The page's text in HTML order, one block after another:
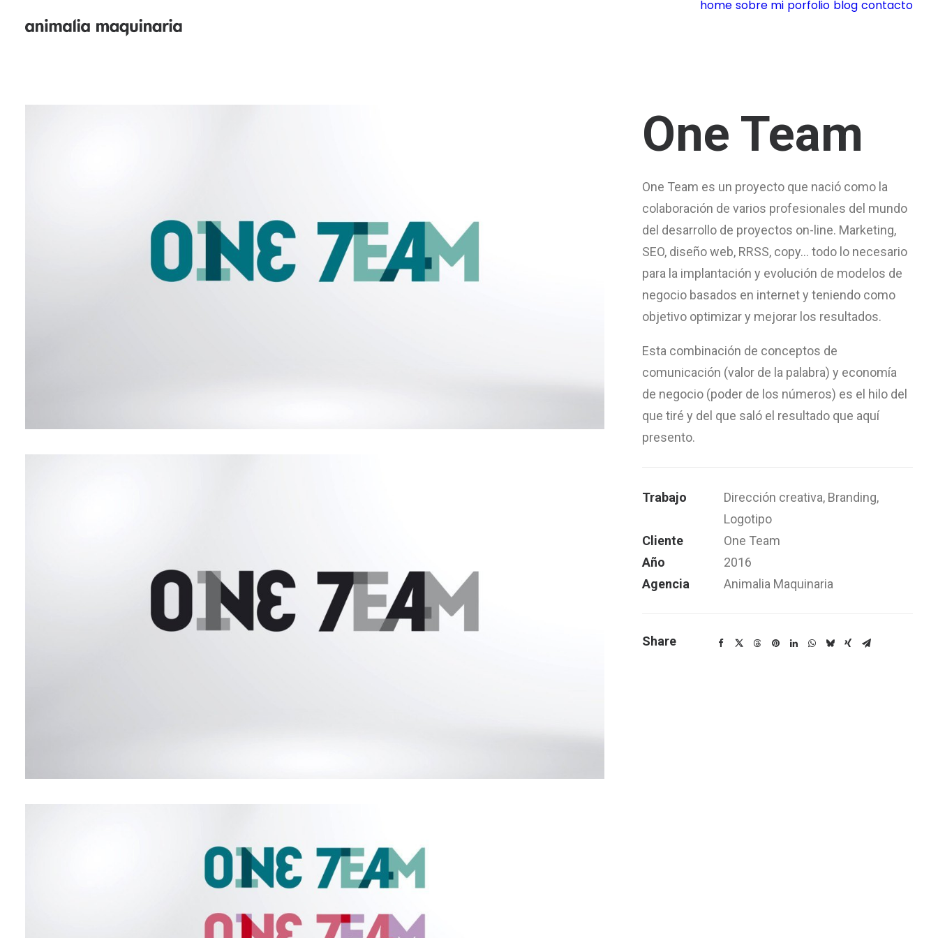
home sobre mi porfolio blog contacto
One Team
One Team es un proyecto que nació como la
colaboración de varios profesionales del mundo
del desarrollo de proyectos on-line. Marketing,
SEO, diseño web, RRSS, copy… todo lo necesario
para la implantación y evolución de modelos de
negocio basados en internet y teniendo como
objetivo optimizar y mejorar los resultados.
Esta combinación de conceptos de
comunicación (valor de la palabra) y economía
de negocio (poder de los números) es el hilo del
que tiré y del que saló el resultado que aquí
presento.
Trabajo
Dirección creativa, Branding,
Logotipo
Cliente
One Team
Año
2016
Agencia
Animalia Maquinaria
Share